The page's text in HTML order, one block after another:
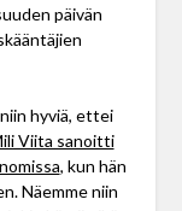
päivän
hyviä, ettei
Viita sanoitti
, kun hän
Näemme niin